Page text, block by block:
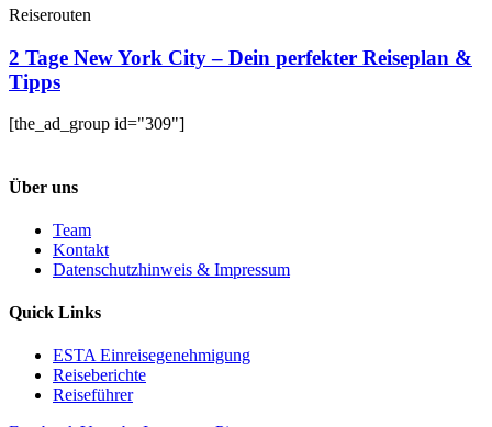
Reiserouten
2 Tage New York City – Dein perfekter Reiseplan &
Tipps
[the_ad_group id="309"]
Über uns
Team
Kontakt
Datenschutzhinweis & Impressum
Quick Links
ESTA Einreisegenehmigung
Reiseberichte
Reiseführer